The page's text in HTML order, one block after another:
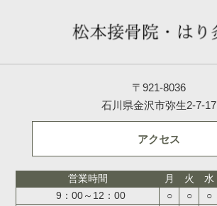
〒921-8036
石川県金沢市弥生2-7-17
アクセス
営業時間 月 火 水
9：00～12：00
○ ○ ○